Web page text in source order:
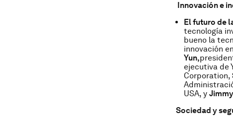
Innovación e
El futuro de
tecnología
bueno la
innovación
Yun,
ejecutiva de
Corporation,
USA, y
Sociedad y